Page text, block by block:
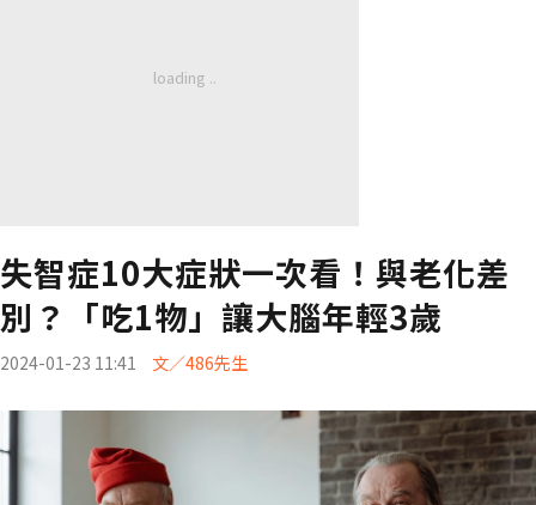
失智症10大症狀一次看！與老化差
別？「吃1物」讓大腦年輕3歲
2024-01-23 11:41 文／486先生